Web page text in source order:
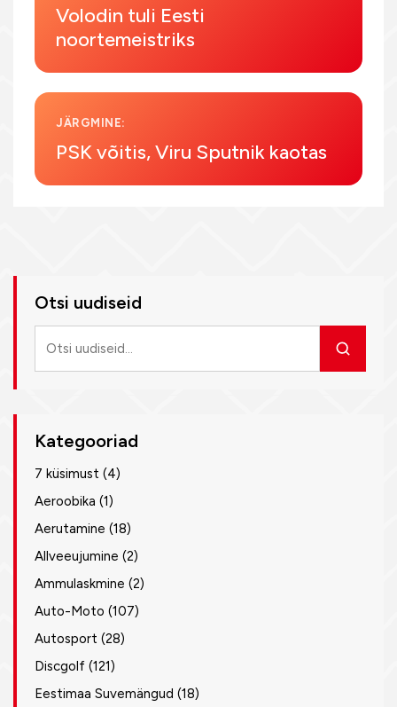
Volodin tuli Eesti
noortemeistriks
JÄRGMINE:
PSK võitis, Viru Sputnik kaotas
Otsi uudiseid
uudiseid
Kategooriad
7 küsimust (4)
Aeroobika (1)
Aerutamine (18)
Allveeujumine (2)
Ammulaskmine (2)
Auto-Moto (107)
Autosport (28)
Discgolf (121)
Eestimaa Suvemängud (18)